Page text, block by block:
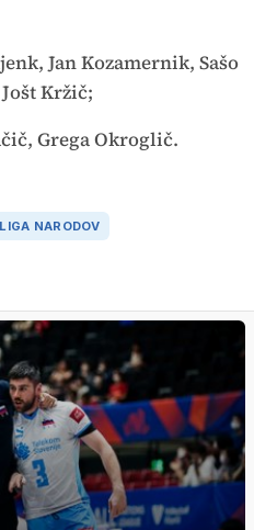
Jan Kozamernik, Sašo
Kržič;
Grega Okroglič.
LIGA NARODOV